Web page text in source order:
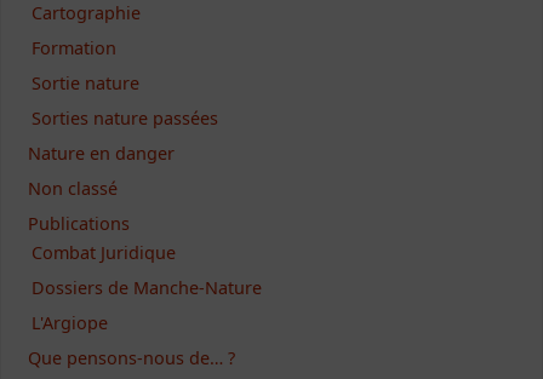
Cartographie
Formation
Sortie nature
Sorties nature passées
Nature en danger
Non classé
Publications
Combat Juridique
Dossiers de Manche-Nature
L'Argiope
Que pensons-nous de… ?